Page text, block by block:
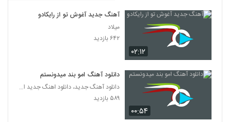
دانلود آهنگ مهدی احمدوند من و تو (رمیکس
2)
2138
Ali Hyper Dokhtar Dahe Shasti
۵۴۲ بازدید
دانلود آهنگ منصور اللهیاری چی بودم برات
۰۲:۱۲
آهنگ جدید آغوش تو از رایکادو
میلاد
۶۴۲ بازدید
۰۰:۵۴
دانلود آهنگ امو بند میدونستم
دانلود آهنگ جدید، دانلود اهنگ جدید ایرانی
۵۸۹ بازدید